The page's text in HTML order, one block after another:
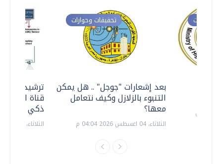
ترشيدا
قناة
ذكي
الثلاثاء، 14 يوليو 2026 06:11 م
تحقيقات وحوارات
بعد إشعارات "جوجل" .. هل يمكن
التنبوء بالزلازل وكيف نتعامل
معها؟
الثلاثاء، 04 اغسطس 2026 04:04 م
وحوارات